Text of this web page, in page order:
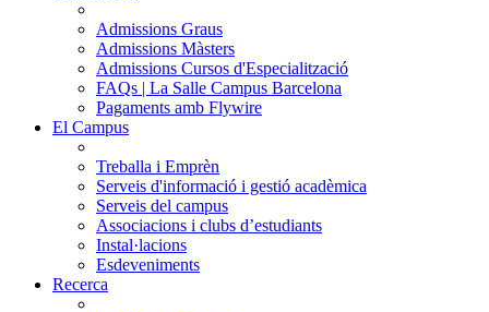
Admissions Graus
Admissions Màsters
Admissions Cursos d'Especialització
FAQs | La Salle Campus Barcelona
Pagaments amb Flywire
El Campus
Treballa i Emprèn
Serveis d'informació i gestió acadèmica
Serveis del campus
Associacions i clubs d’estudiants
Instal·lacions
Esdeveniments
Recerca